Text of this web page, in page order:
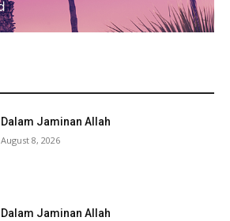
Dalam Jaminan Allah
August 8, 2026
Dalam Jaminan Allah